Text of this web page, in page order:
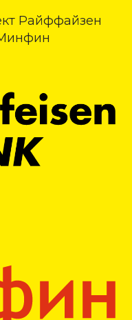
Райффайзен